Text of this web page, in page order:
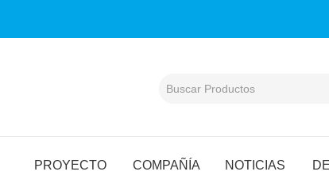
PROYECTO COMPAÑÍA NOTICIAS